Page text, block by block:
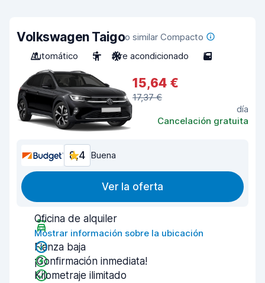
Volkswagen Taigoo similar Compacto
Automático
5 Aire acondicionado 5
15,64 €
17,37 €
día
Cancelación gratuita
8,4 Buena
Ver la oferta
Oficina de alquiler
Mostrar información sobre la ubicación
Fianza baja
¡Confirmación inmediata!
Kilometraje ilimitado